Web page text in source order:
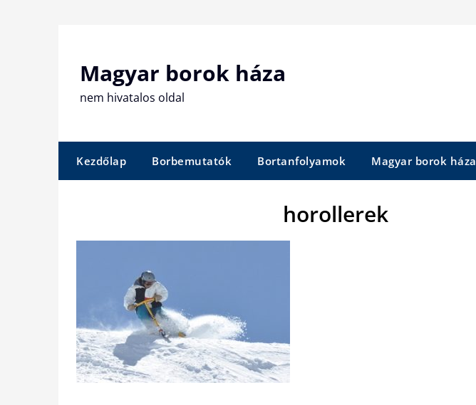
Magyar borok háza
nem hivatalos oldal
Kezdőlap Borbemutatók Bortanfolyamok Magyar borok háza
horollerek